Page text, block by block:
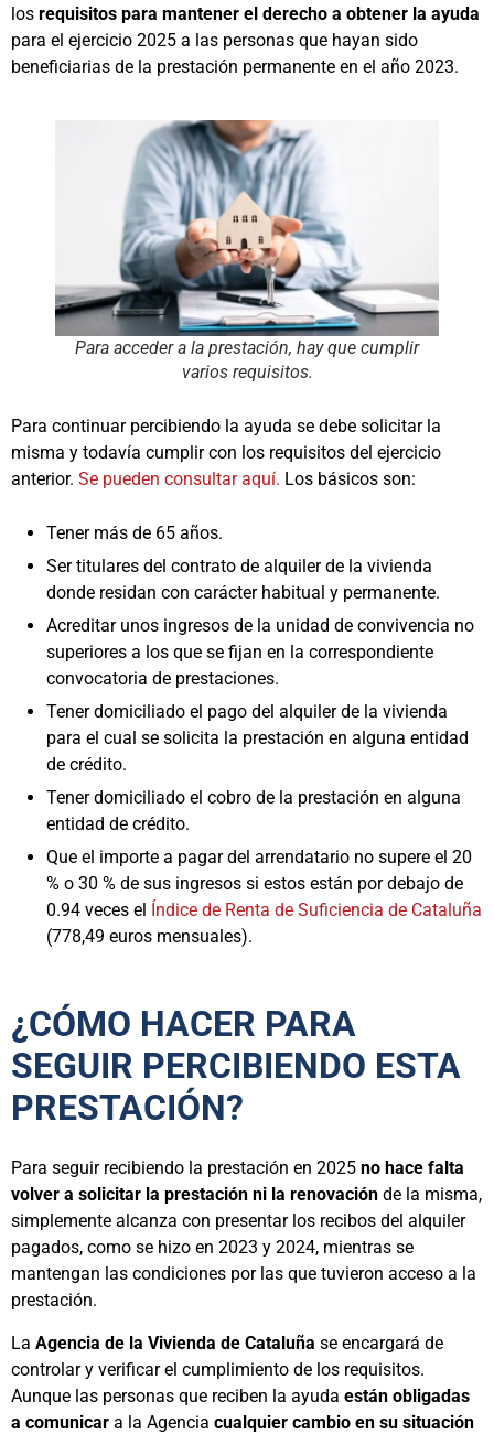
los requisitos para mantener el derecho a obtener la ayuda
para el ejercicio 2025 a las personas que hayan sido
beneficiarias de la prestación permanente en el año 2023.
Para acceder a la prestación, hay que cumplir
varios requisitos.
Para continuar percibiendo la ayuda se debe solicitar la
misma y todavía cumplir con los requisitos del ejercicio
anterior. Se pueden consultar aquí. Los básicos son:
Tener más de 65 años.
Ser titulares del contrato de alquiler de la vivienda
donde residan con carácter habitual y permanente.
Acreditar unos ingresos de la unidad de convivencia no
superiores a los que se fijan en la correspondiente
convocatoria de prestaciones.
Tener domiciliado el pago del alquiler de la vivienda
para el cual se solicita la prestación en alguna entidad
de crédito.
Tener domiciliado el cobro de la prestación en alguna
entidad de crédito.
Que el importe a pagar del arrendatario no supere el 20
% o 30 % de sus ingresos si estos están por debajo de
0.94 veces el Índice de Renta de Suficiencia de Cataluña
(778,49 euros mensuales).
¿CÓMO HACER PARA
SEGUIR PERCIBIENDO ESTA
PRESTACIÓN?
Para seguir recibiendo la prestación en 2025 no hace falta
volver a solicitar la prestación ni la renovación de la misma,
simplemente alcanza con presentar los recibos del alquiler
pagados, como se hizo en 2023 y 2024, mientras se
mantengan las condiciones por las que tuvieron acceso a la
prestación.
La Agencia de la Vivienda de Cataluña se encargará de
controlar y verificar el cumplimiento de los requisitos.
Aunque las personas que reciben la ayuda están obligadas
a comunicar a la Agencia cualquier cambio en su situación